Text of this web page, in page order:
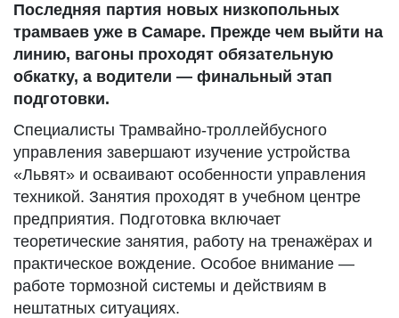
Последняя партия новых низкопольных
трамваев уже в Самаре. Прежде чем выйти на
линию, вагоны проходят обязательную
обкатку, а водители — финальный этап
подготовки.
Специалисты Трамвайно-троллейбусного
управления завершают изучение устройства
«Львят» и осваивают особенности управления
техникой. Занятия проходят в учебном центре
предприятия. Подготовка включает
теоретические занятия, работу на тренажёрах и
практическое вождение. Особое внимание —
работе тормозной системы и действиям в
нештатных ситуациях.